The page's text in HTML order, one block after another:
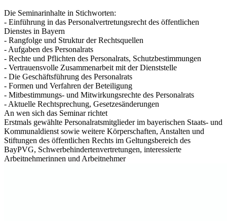
Die Seminarinhalte in Stichworten:
- Einführung in das Personalvertretungsrecht des öffentlichen
Dienstes in Bayern
- Rangfolge und Struktur der Rechtsquellen
- Aufgaben des Personalrats
- Rechte und Pflichten des Personalrats, Schutzbestimmungen
- Vertrauensvolle Zusammenarbeit mit der Dienststelle
- Die Geschäftsführung des Personalrats
- Formen und Verfahren der Beteiligung
- Mitbestimmungs- und Mitwirkungsrechte des Personalrats
- Aktuelle Rechtsprechung, Gesetzesänderungen
An wen sich das Seminar richtet
Erstmals gewählte Personalratsmitglieder im bayerischen Staats- und
Kommunaldienst sowie weitere Körperschaften, Anstalten und
Stiftungen des öffentlichen Rechts im Geltungsbereich des
BayPVG, Schwerbehindertenvertretungen, interessierte
Arbeitnehmerinnen und Arbeitnehmer